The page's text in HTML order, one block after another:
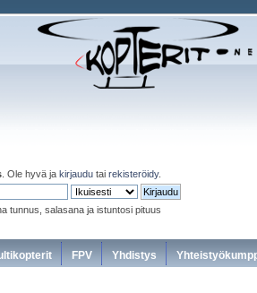
. Ole hyvä ja kirjaudu tai rekisteröidy.
tunnus, salasana ja istuntosi pituus
FPV Yhdistys